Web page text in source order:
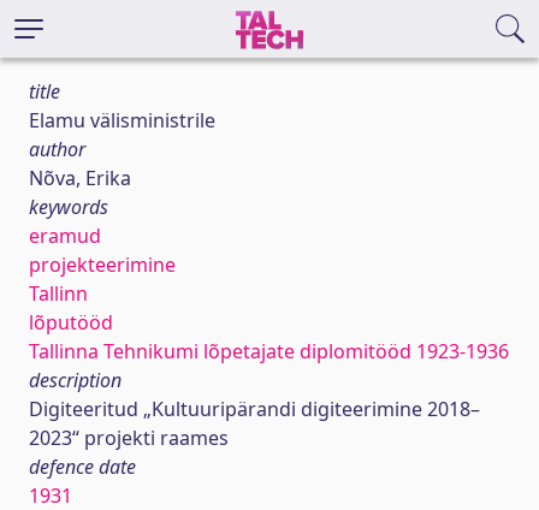
title
Elamu välisministrile
author
Nõva, Erika
keywords
eramud
projekteerimine
Tallinn
lõputööd
Tallinna Tehnikumi lõpetajate diplomitööd 1923-1936
description
Digiteeritud „Kultuuripärandi digiteerimine 2018–
2023“ projekti raames
defence date
1931